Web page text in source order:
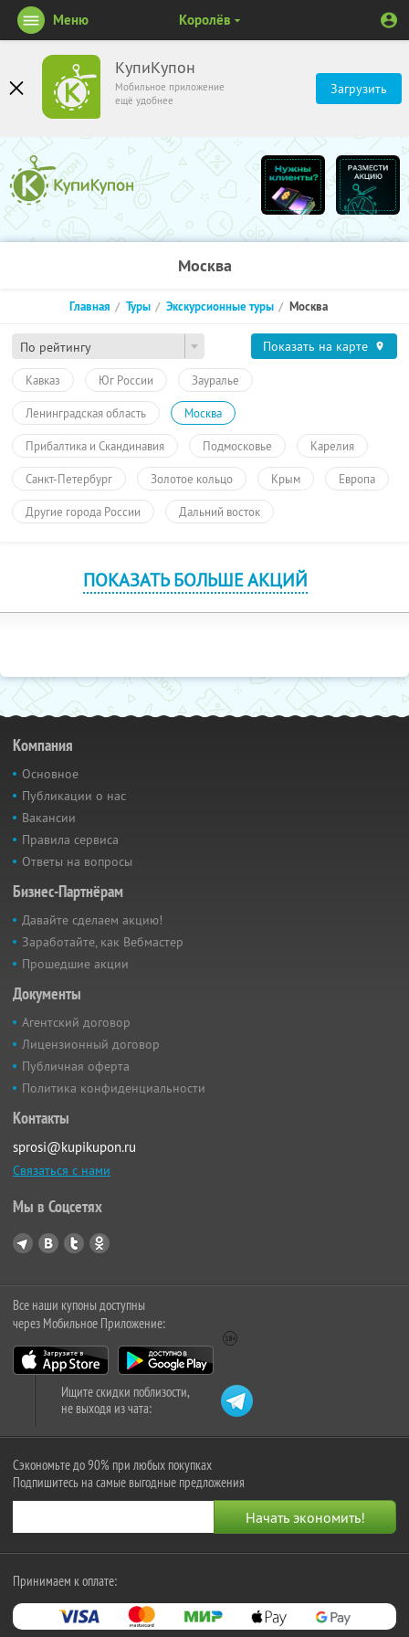
КупиКупон
Мобильное приложение
ещё удобнее
Загрузить
Меню Королёв
Москва
По рейтингу
Главная Туры Экскурсионные туры Москва
Показать на карте
Кавказ Юг России Зауралье
Ленинградская область Москва
Прибалтика и Скандинавия Подмосковье Карелия
Санкт-Петербург Золотое кольцо Крым Европа
Другие города России Дальний восток
ПОКАЗАТЬ БОЛЬШЕ АКЦИЙ
Компания
Основное
Публикации о нас
Вакансии
Правила сервиса
Ответы на вопросы
Бизнес-Партнёрам
Давайте сделаем акцию!
Заработайте, как Вебмастер
Прошедшие акции
Документы
Агентский договор
Лицензионный договор
Публичная оферта
Политика конфиденциальности
Контакты
sprosi@kupikupon.ru
Связаться с нами
Мы в Соцсетях
Все наши купоны доступны
через Мобильное Приложение:
Ищите скидки поблизости,
не выходя из чата:
Сэкономьте до 90% при любых покупках
Подпишитесь на самые выгодные предложения
Принимаем к оплате: